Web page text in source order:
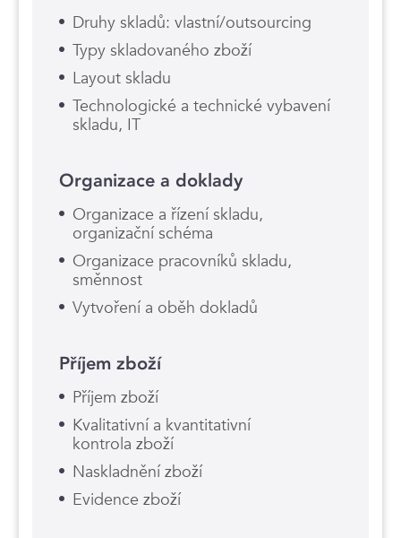
Druhy skladů: vlastní/outsourcing
Typy skladovaného zboží
Layout skladu
Technologické a technické vybavení
skladu, IT
Organizace a doklady
Organizace a řízení skladu,
organizační schéma
Organizace pracovníků skladu,
směnnost
Vytvoření a oběh dokladů
Příjem zboží
Příjem zboží
Kvalitativní a kvantitativní
kontrola zboží
Naskladnění zboží
Evidence zboží